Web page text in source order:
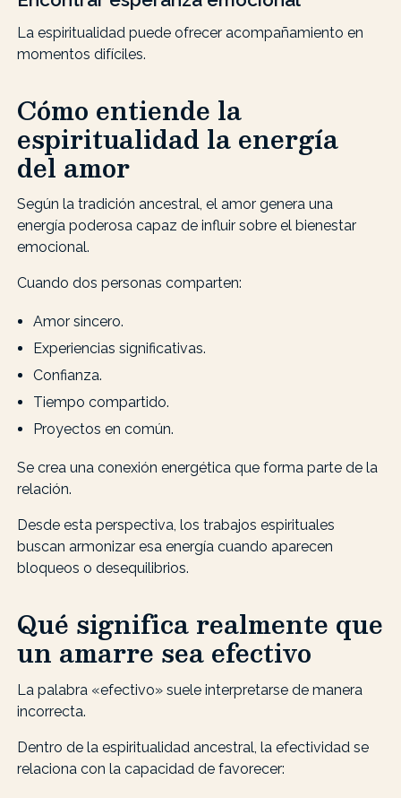
La espiritualidad puede ofrecer acompañamiento en
momentos difíciles.
Cómo entiende la
espiritualidad la energía
del amor
Según la tradición ancestral, el amor genera una
energía poderosa capaz de influir sobre el bienestar
emocional.
Cuando dos personas comparten:
Amor sincero.
Experiencias significativas.
Confianza.
Tiempo compartido.
Proyectos en común.
Se crea una conexión energética que forma parte de la
relación.
Desde esta perspectiva, los trabajos espirituales
buscan armonizar esa energía cuando aparecen
bloqueos o desequilibrios.
Qué significa realmente que
un amarre sea efectivo
La palabra «efectivo» suele interpretarse de manera
incorrecta.
Dentro de la espiritualidad ancestral, la efectividad se
relaciona con la capacidad de favorecer: